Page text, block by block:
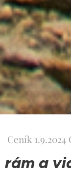
Ceník
rám a